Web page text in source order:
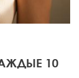
10